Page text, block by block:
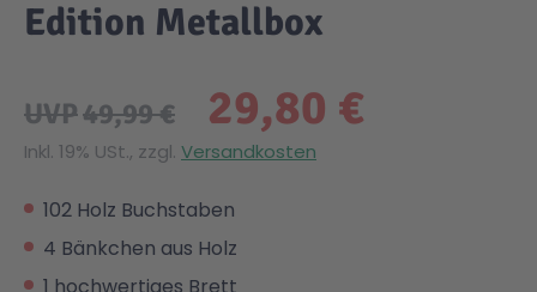
Edition Metallbox
29,80 €
UVP49,99 €
Inkl. 19% USt., zzgl. Versandkosten
102 Holz Buchstaben
4 Bänkchen aus Holz